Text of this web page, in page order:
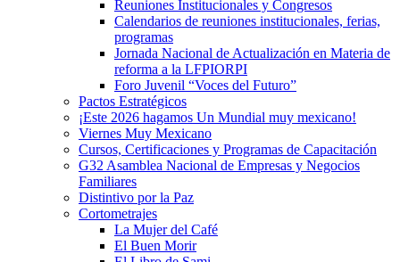
Reuniones Institucionales y Congresos
Calendarios de reuniones institucionales, ferias,
programas
Jornada Nacional de Actualización en Materia de
reforma a la LFPIORPI
Foro Juvenil “Voces del Futuro”
Pactos Estratégicos
¡Este 2026 hagamos Un Mundial muy mexicano!
Viernes Muy Mexicano
Cursos, Certificaciones y Programas de Capacitación
G32 Asamblea Nacional de Empresas y Negocios
Familiares
Distintivo por la Paz
Cortometrajes
La Mujer del Café
El Buen Morir